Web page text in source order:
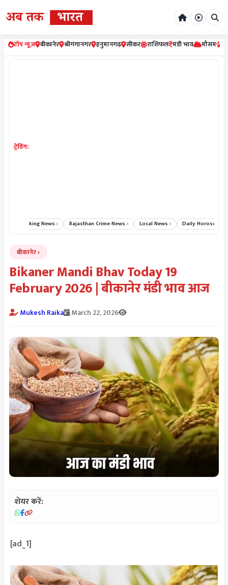
टॉप न्यूज़ बीकानेर श्रीगंगानगर हनुमानगढ़ सीकर राशिफल मंडी भाव मौसम
ट्रेडिंग:
Breaking News › Rajasthan Crime News › Local News › Daily Horoscope
बीकानेर
Bikaner Mandi Bhav Today 19
February 2026 | बीकानेर मंडी भाव आज
Mukesh Raika March 22, 2026
शेयर करें:
[ad_1]